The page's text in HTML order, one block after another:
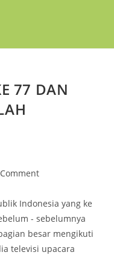
77 DAN
Indonesia yang ke
- sebelumnya
besar mengikuti
televisi upacara